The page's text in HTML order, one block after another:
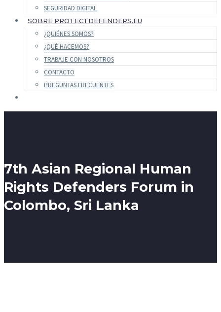
SEGURIDAD DIGITAL
SOBRE PROTECTDEFENDERS.EU
¿QUIÉNES SOMOS?
¿QUÉ HACEMOS?
TRABAJE CON NOSOTROS
CONTACTO
PREGUNTAS FRECUENTES
7th Asian Regional Human
Rights Defenders Forum in
Colombo, Sri Lanka